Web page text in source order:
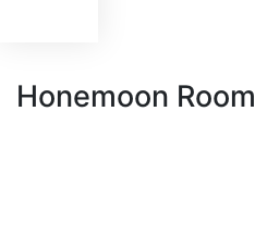
Honemoon Room